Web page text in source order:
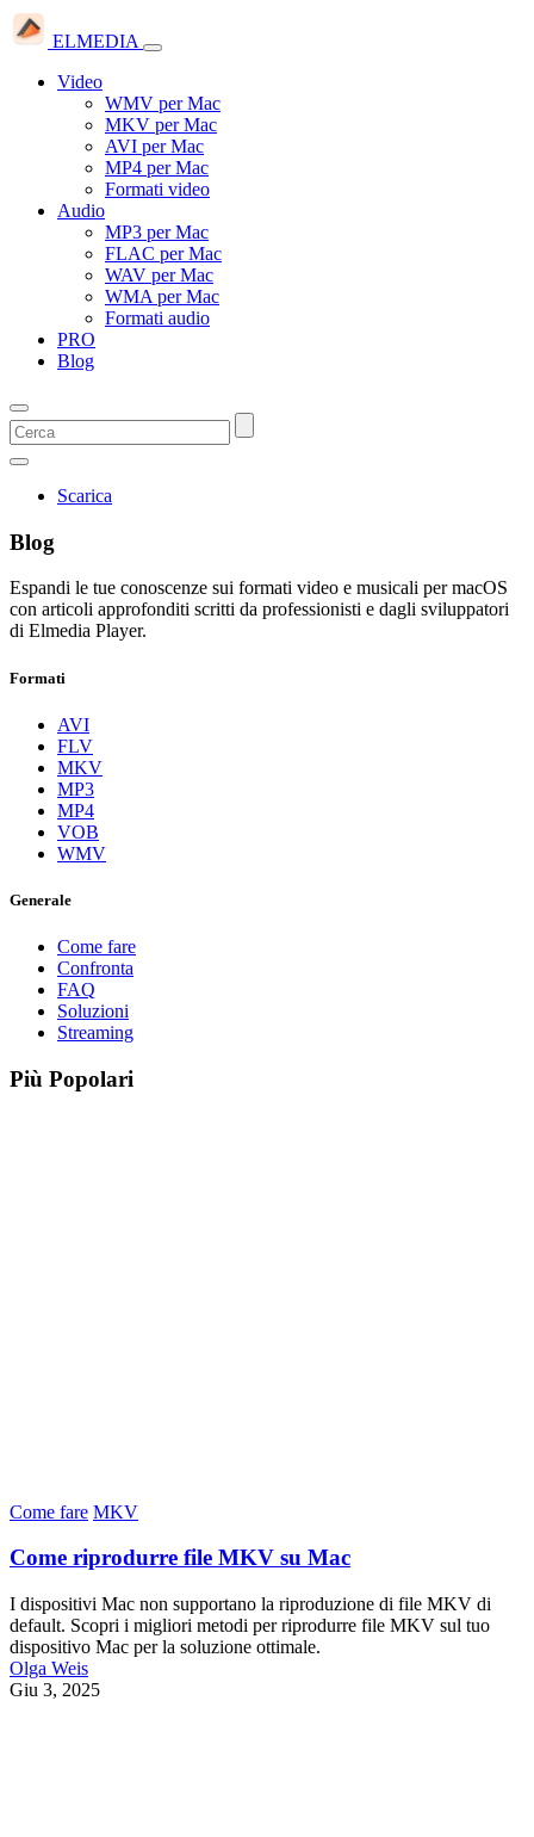
ELMEDIA
Video
WMV per Mac
MKV per Mac
AVI per Mac
MP4 per Mac
Formati video
Audio
MP3 per Mac
FLAC per Mac
WAV per Mac
WMA per Mac
Formati audio
PRO
Blog
Scarica
Blog
Espandi le tue conoscenze sui formati video e musicali per macOS
con articoli approfonditi scritti da professionisti e dagli sviluppatori
di Elmedia Player.
Formati
AVI
FLV
MKV
MP3
MP4
VOB
WMV
Generale
Come fare
Confronta
FAQ
Soluzioni
Streaming
Più Popolari
Come fare MKV
Come riprodurre file MKV su Mac
I dispositivi Mac non supportano la riproduzione di file MKV di
default. Scopri i migliori metodi per riprodurre file MKV sul tuo
dispositivo Mac per la soluzione ottimale.
Olga Weis
Giu 3, 2025